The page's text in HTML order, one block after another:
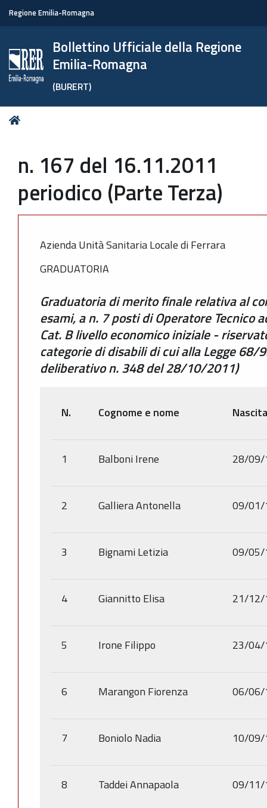
Regione Emilia-Romagna
Bollettino Ufficiale della Regione
Emilia-Romagna
(BURERT)
Tu
n. 167 del 16.11.2011
periodico (Parte Terza)
Azienda Unità Sanitaria Locale di Ferrara
GRADUATORIA
Graduatoria di merito finale relativa al
esami, a n. 7 posti di Operatore Tecnico
Cat. B livello economico iniziale -
categorie di disabili di cui alla Legge 68/
deliberativo n. 348 del 28/10/2011)
N. Cognome e nome Nascita
1 Balboni Irene 28/
2 Galliera Antonella 09/01/
3 Bignami Letizia 09/05/
4 Giannitto Elisa 21/
5 Irone Filippo 23/
6 Marangon Fiorenza 06/06/
7 Boniolo Nadia 10/
8 Taddei Annapaola 09/11/